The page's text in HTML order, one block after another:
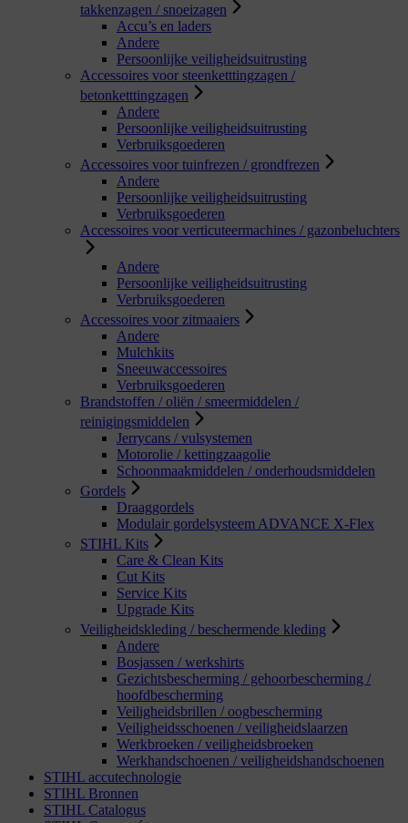
takkenzagen / snoeizagen
Accu’s en laders
Andere
Persoonlijke veiligheidsuitrusting
Accessoires voor steenketttingzagen /
betonketttingzagen
Andere
Persoonlijke veiligheidsuitrusting
Verbruiksgoederen
Accessoires voor tuinfrezen / grondfrezen
Andere
Persoonlijke veiligheidsuitrusting
Verbruiksgoederen
Accessoires voor verticuteermachines / gazonbeluchters
Andere
Persoonlijke veiligheidsuitrusting
Verbruiksgoederen
Accessoires voor zitmaaiers
Andere
Mulchkits
Sneeuwaccessoires
Verbruiksgoederen
Brandstoffen / oliën / smeermiddelen /
reinigingsmiddelen
Jerrycans / vulsystemen
Motorolie / kettingzaagolie
Schoonmaakmiddelen / onderhoudsmiddelen
Gordels
Draaggordels
Modulair gordelsysteem ADVANCE X-Flex
STIHL Kits
Care & Clean Kits
Cut Kits
Service Kits
Upgrade Kits
Veiligheidskleding / beschermende kleding
Andere
Bosjassen / werkshirts
Gezichtsbescherming / gehoorbescherming /
hoofdbescherming
Veiligheidsbrillen / oogbescherming
Veiligheidsschoenen / veiligheidslaarzen
Werkbroeken / veiligheidsbroeken
Werkhandschoenen / veiligheidshandschoenen
STIHL accutechnologie
STIHL Bronnen
STIHL Catalogus